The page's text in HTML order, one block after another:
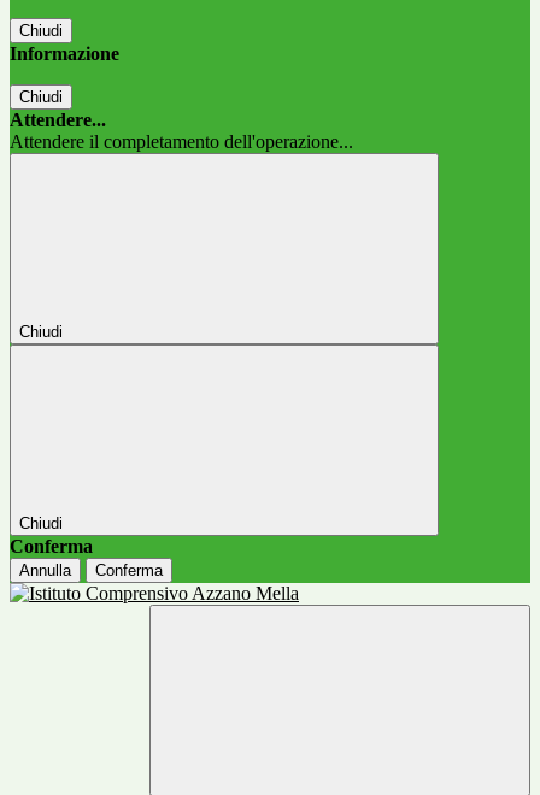
Chiudi
Informazione
Chiudi
Attendere...
Attendere il completamento dell'operazione...
Chiudi
Chiudi
Conferma
Annulla Conferma